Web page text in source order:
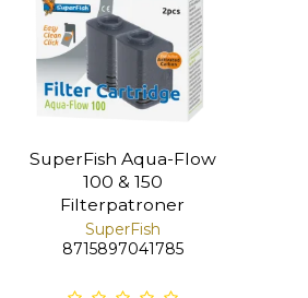
SuperFish Aqua-Flow
100 & 150
Filterpatroner
SuperFish
8715897041785